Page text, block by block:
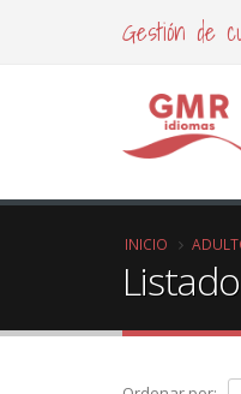
Gestión de
INICIO